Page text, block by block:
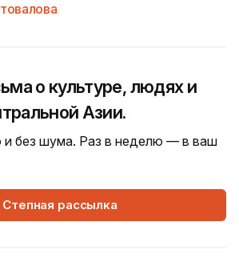
о культуре, людях и
Азии.
и без шума. Раз в неделю — в ваш
Степная рассылка